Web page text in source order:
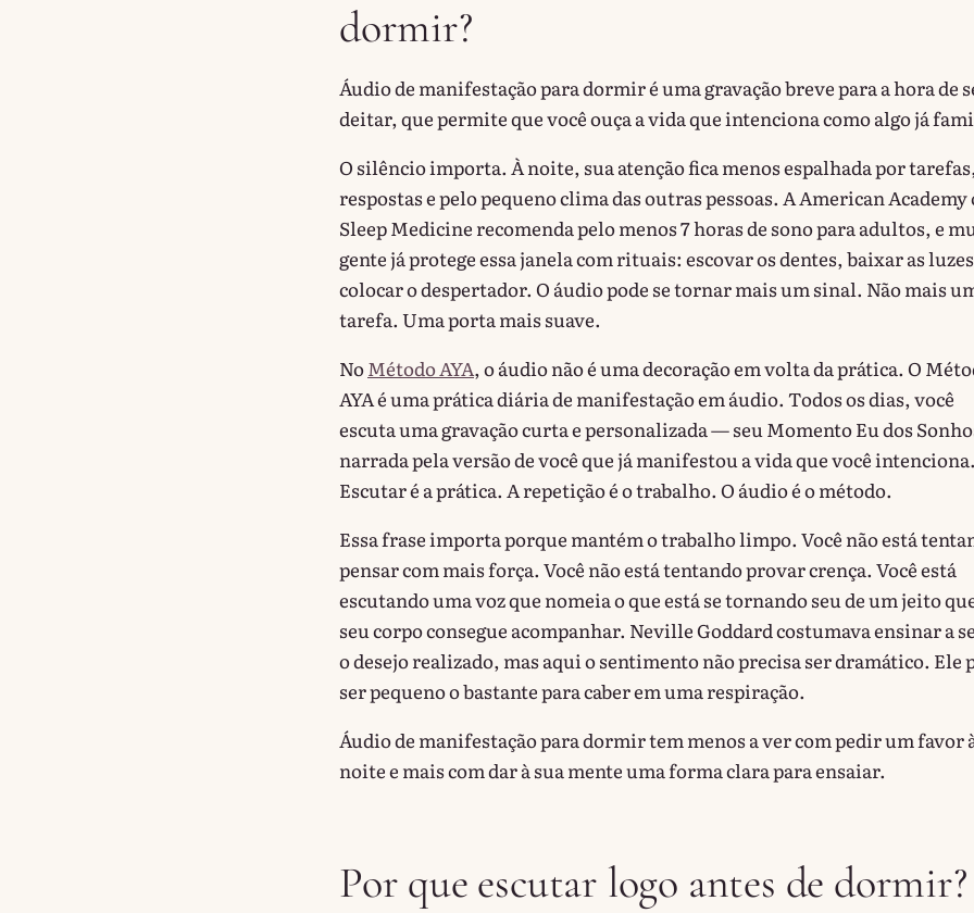
dormir?
Áudio de manifestação para dormir é uma gravação breve para a hora de
deitar, que permite que você ouça a vida que intenciona como algo já
O silêncio importa. À noite, sua atenção fica menos espalhada por
respostas e pelo pequeno clima das outras pessoas. A American Academy
Sleep Medicine recomenda pelo menos 7 horas de sono para adultos, e
gente já protege essa janela com rituais: escovar os dentes, baixar as
colocar o despertador. O áudio pode se tornar mais um sinal. Não mais
tarefa. Uma porta mais suave.
NoMétodo AYA, o áudio não é uma decoração em volta da prática. O
AYA é uma prática diária de manifestação em áudio. Todos os dias, você
escuta uma gravação curta e personalizada — seu Momento Eu dos
narrada pela versão de você que já manifestou a vida que você intenciona.
Escutar é a prática. A repetição é o trabalho. O áudio é o método.
Essa frase importa porque mantém o trabalho limpo. Você não está
pensar com mais força. Você não está tentando provar crença. Você está
escutando uma voz que nomeia o que está se tornando seu de um jeito
seu corpo consegue acompanhar. Neville Goddard costumava ensinar a
o desejo realizado, mas aqui o sentimento não precisa ser dramático. Ele
ser pequeno o bastante para caber em uma respiração.
Áudio de manifestação para dormir tem menos a ver com pedir um favor
noite e mais com dar à sua mente uma forma clara para ensaiar.
Por que escutar logo antes de dormir?